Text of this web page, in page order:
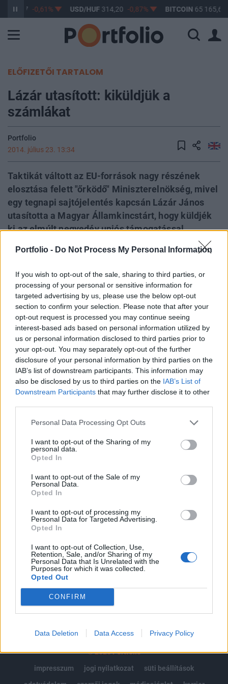
Portfolio - Do Not Process My Personal Information
If you wish to opt-out of the sale, sharing to third parties, or
processing of your personal or sensitive information for
targeted advertising by us, please use the below opt-out
section to confirm your selection. Please note that after your
opt-out request is processed you may continue seeing
interest-based ads based on personal information utilized by
us or personal information disclosed to third parties prior to
your opt-out. You may separately opt-out of the further
disclosure of your personal information by third parties on the
IAB’s list of downstream participants. This information may
also be disclosed by us to third parties on the IAB’s List of
Downstream Participants that may further disclose it to other
Personal Data Processing Opt Outs
I want to opt-out of the Sharing of my
personal data.
Opted In
I want to opt-out of the Sale of my
Personal Data.
Opted In
I want to opt-out of processing my
Personal Data for Targeted Advertising.
Opted In
I want to opt-out of Collection, Use,
Retention, Sale, and/or Sharing of my
Personal Data that Is Unrelated with the
Purposes for which it was collected.
Opted Out
CONFIRM
Data Deletion Data Access Privacy Policy
363,17 -0,61% USD/HUF314,20 -0,87% BITCOIN65 165,60
ELŐFIZETŐI TARTALOM
Lázár utasított: kiküldjük a
számlákat
Portfolio
2014. július 23. 13:34
Taktikát váltott az EU-források nagy részének
elosztása felett "őrködő" Miniszterelnökség, mivel
egy tegnapi sajtójelentés kapcsán Lázár János
utasította a Magyar Államkincstárt, hogy küldjék
ki az elmúlt negyedév uniós támogatással
információi szerint Brüsszel mérlegeli, hogy
Back to Europe 2026Az áprilisi választások után
visszakerült az európai térképre Magyarország, a kormány
kiemelt célja az uniós források hazahozatala, illetve
hosszabb távon az euró bevezetése. Milyen utat kell
bejárnia Magyarországnak addig és mekkora lökést
adhatnak az uniós pénzek a gazdaságnak? Ezzel a
kérdéssel foglalkozik a Portfolio konferenciája, mely
szakértőkkel...
KEDVES OLVASÓNK!
A keresett cikk a portfolio.hu hírarchívumához
tartozik, melynek olvasása előfizetéses
regisztrációhoz kötött.
Portfolio.hu teljes cikkarchívum
Kötéslisták: BÉT elmúlt 2 év napon belüli
kötéslistái
MÁR ELŐFIZETŐNK VAGY?BEJELENTKEZÉS
© 2026 Portfolio
impresszum
jogi nyilatkozat
süti beállítások